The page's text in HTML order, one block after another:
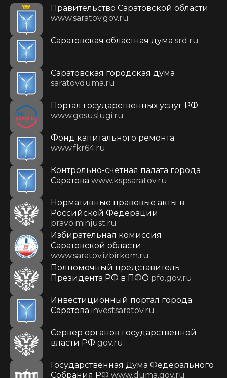
Правительство Саратовской области
www.saratov.gov.ru
Саратовская областная дума srd.ru
Саратовская городская дума
saratovduma.ru
Портал государственных услуг РФ
www.gosuslugi.ru
Фонд капитального ремонта
www.fkr64.ru
Контрольно-счетная палата города
Саратова www.kspsaratov.ru
Нормативные правовые акты в
Российской Федерации
pravo.minjust.ru
Избирательная комиссия
Саратовской области
www.saratov.izbirkom.ru
Полномочный представитель
Президента РФ в ПФО pfo.gov.ru
Инвестиционный портал города
Саратова investsaratov.ru
Сервер органов государственной
власти РФ gov.ru
Государственная Дума Федерального
Собрания РФ www.duma.gov.ru